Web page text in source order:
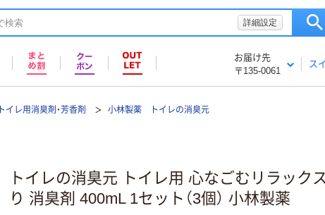
詳細設定
お届け先
〒135-0061
ス
トイレ用消臭剤・芳香剤 小林製薬 トイレの消臭元
トイレの消臭元 トイレ用 心なごむリラック
り 消臭剤 400mL 1セット（3個） 小林製薬